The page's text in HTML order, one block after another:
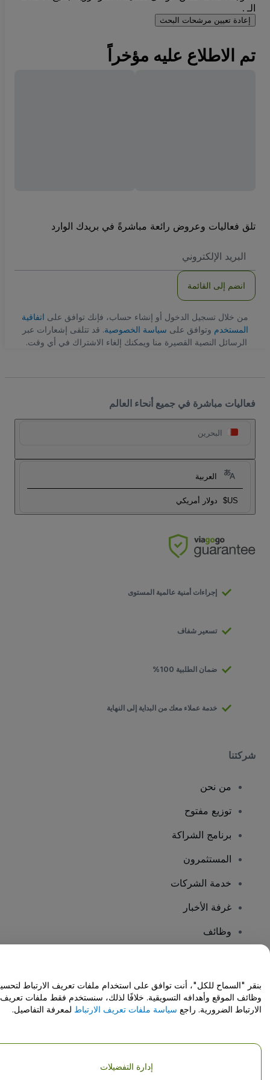
الـ .
إعادة تعيين مرشحات البحث
تم الاطلاع عليه مؤخراً
تلق فعاليات وعروض رائعة مباشرةً في بريدك الوارد
الاكتروني
انضم إلى القائمة
من خلال تسجيل الدخول أو إنشاء حساب، فإنك توافق على اتفاقية
المستخدم وتوافق على سياسة الخصوصية. قد تتلقى إشعارات عبر
الرسائل النصية القصيرة منا ويمكنك إلغاء الاشتراك في أي وقت.
فعاليات مباشرة في جميع أنحاء العالم
البحرين
العربية
US$ دولار أمريكي
إجراءات أمنية عالمية المستوى
تسعير شفاف
ضمان الطلبية 100%
خدمة عملاء معك من البداية إلى النهاية
شركتنا
من نحن
توزيع مفتوح
برنامج الشراكة
المستثمرون
خدمة الشركات
غرفة الأخبار
وظائف
مركز المساعدة / اتصل بنا
حقوق النشر © شركة فياجوجو المحدودة 2026
تفاصيل الشركة
بنقر "السماح للكل"، أنت توافق على استخدام ملفات تعريف الارتباط
وظائف الموقع وأهدافه التسويقية. خلافًا لذلك، سنستخدم فقط ملفات تعريف
الارتباط الضرورية. راجع سياسة ملفات تعريف الارتباط لمعرفة التفاصيل.
إدارة التفضيلات